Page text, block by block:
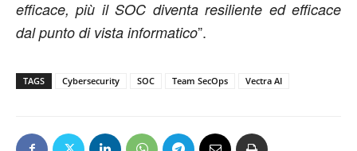
efficace, più il SOC diventa resiliente ed efficace
dal punto di vista informatico”.
TAGS Cybersecurity SOC Team SecOps Vectra AI